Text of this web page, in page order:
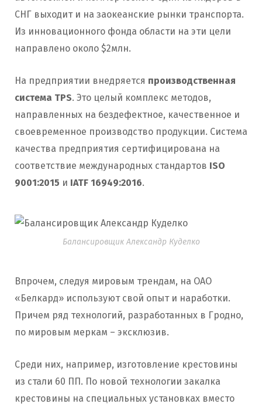
СНГ выходит и на заокеанские рынки транспорта.
Из инновационного фонда области на эти цели
направлено около $2млн.
На предприятии внедряется производственная
система ТРS. Это целый комплекс методов,
направленных на бездефектное, качественное и
своевременное производство продукции. Система
качества предприятия сертифицирована на
соответствие международных стандартов ISO
9001:2015 и IATF 16949:2016.
Балансировщик Александр Куделко
Впрочем, следуя мировым трендам, на ОАО
«Белкард» используют свой опыт и наработки.
Причем ряд технологий, разработанных в Гродно,
по мировым меркам – эксклюзив.
Среди них, например, изготовление крестовины
из стали 60 ПП. По новой технологии закалка
крестовины на специальных установках вместо